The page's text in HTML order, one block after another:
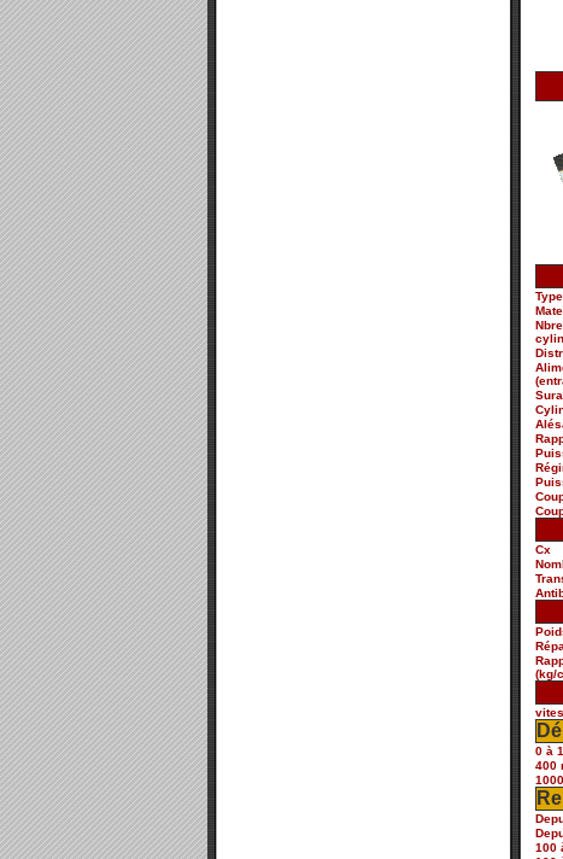
Cx
(kg/
0 à
400
100